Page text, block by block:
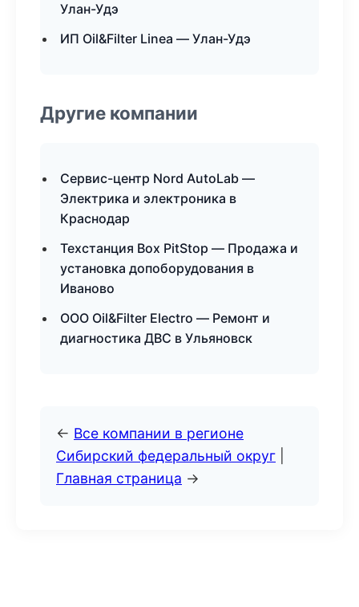
Улан-Удэ
ИП Oil&Filter Linea — Улан-Удэ
Другие компании
Сервис-центр Nord AutoLab —
Электрика и электроника в
Краснодар
Техстанция Box PitStop — Продажа и
установка допоборудования в
Иваново
ООО Oil&Filter Electro — Ремонт и
диагностика ДВС в Ульяновск
← Все компании в регионе
Сибирский федеральный округ
Главная страница →